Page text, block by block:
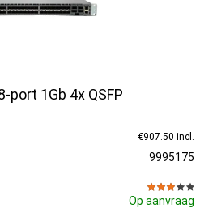
port 1Gb 4x QSFP
€907.50 incl.
9995175
Op aanvraag